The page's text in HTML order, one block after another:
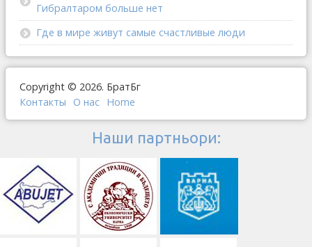
Гибралтаром больше нет
Где в мире живут самые счастливые люди
Copyright © 2026. БратБг
Контакты
О наc Home
Наши партньори: